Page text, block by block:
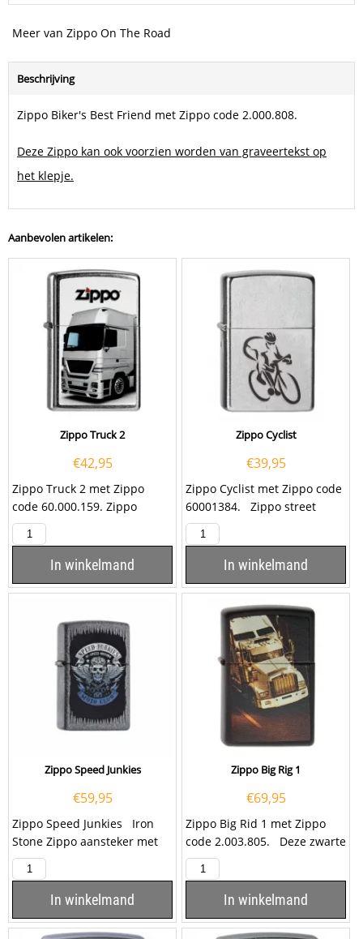
Meer van Zippo On The Road
Beschrijving
Zippo Biker's Best Friend met Zippo code 2.000.808.
Deze Zippo kan ook voorzien worden van graveertekst op
het klepje.
Aanbevolen artikelen:
Zippo Truck 2
€42,95
Zippo Truck 2 met Zippo
code 60.000.159. Zippo
aansteker met een witte
vrachtwagen met...
In winkelmand
Zippo Cyclist
€39,95
Zippo Cyclist met Zippo code
60001384. Zippo street
chroom aansteker met een
afbeelding...
In winkelmand
Zippo Speed Junkies
€59,95
Zippo Speed Junkies Iron
Stone Zippo aansteker met
aan de voorzijde een opdruk
van een...
In winkelmand
Zippo Big Rig 1
€69,95
Zippo Big Rid 1 met Zippo
code 2.003.805. Deze zwarte
Zippo aansteker bevat een
afbeelding van...
In winkelmand